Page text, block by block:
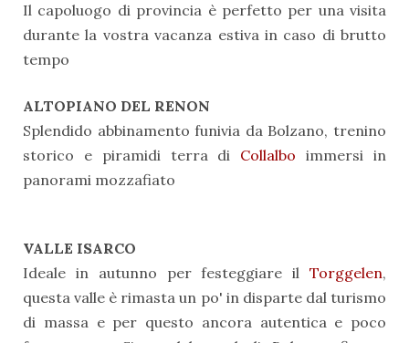
Il capoluogo di provincia è perfetto per una visita
durante la vostra vacanza estiva in caso di brutto
tempo
ALTOPIANO DEL RENON
Splendido abbinamento funivia da Bolzano, trenino
storico e piramidi terra di Collalbo immersi in
panorami mozzafiato
VALLE ISARCO
Ideale in autunno per festeggiare il Torggelen,
questa valle è rimasta un po' in disparte dal turismo
di massa e per questo ancora autentica e poco